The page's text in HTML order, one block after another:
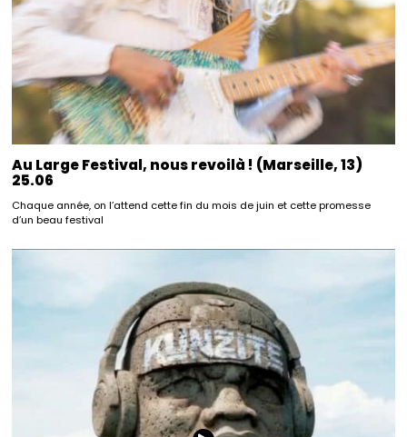
Au Large Festival, nous revoilà ! (Marseille, 13)
25.06
Chaque année, on l’attend cette fin du mois de juin et cette promesse
d’un beau festival